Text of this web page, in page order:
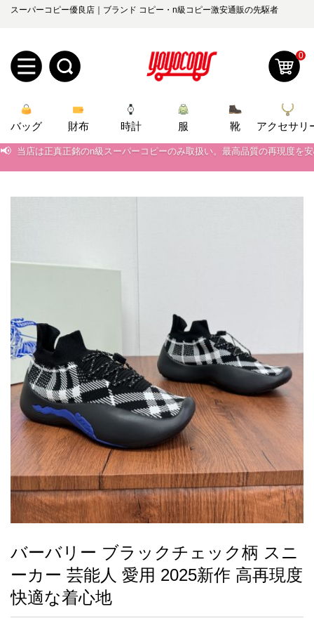
スーパーコピー優良店｜ブランド コピー・n級コピー激安通販の先駆者
規
ユ
録
ロ
グ
ー
ー
管
お
ら
せ
2026人気特集
バッグ
財布
時計
服
ズボン
衣装セット
靴
住まい用品
アクセサリー
ベルト
スカーフ
アイフォーンケ
ース
小物
製
す
す
め
商
0
バッグ 財布 時計 服 靴 アクセサリ
📢 当店は正真正銘のn級スーパーコピーのみ取扱い。最高品質の再現度を
新作入荷！ルイ・ヴィトンスーパーコピー バッグ最新モデルが登場。
バーバリー ブラックチェック柄 スニ
ーカー 芸能人 愛用 2025新作 高再現度
快適な着心地